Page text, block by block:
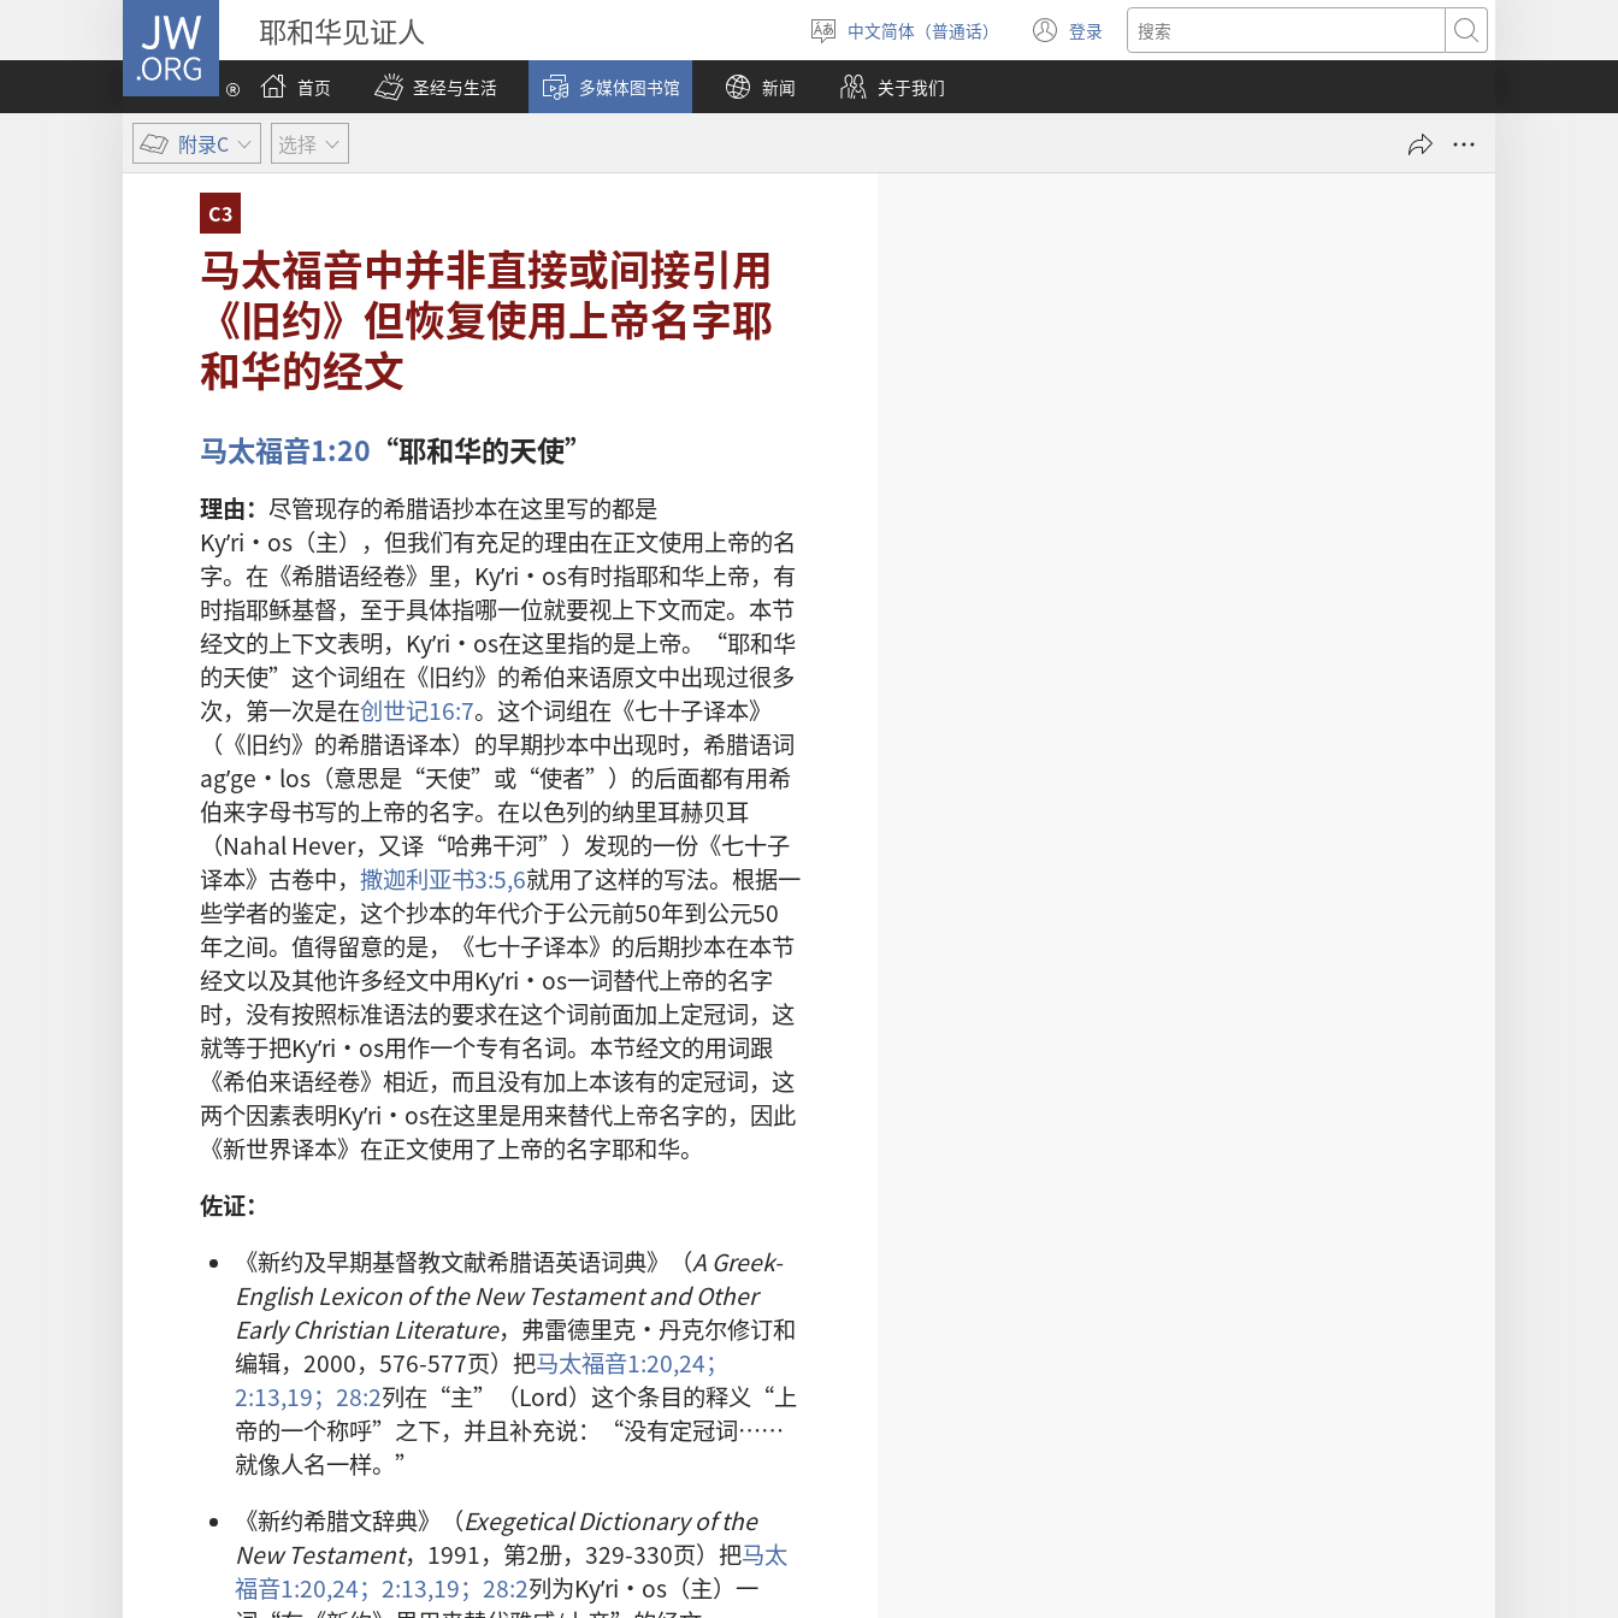
JW.ORG 耶和华见证人
选
择
语
言
中文简体（普通话） 登录
（打
开
窗
搜
索
首页
圣经与生活 多媒体图书馆 新闻 关于我们
附录C 选择
C3
马太福音中并非直接或间接引用
《旧约》但恢复使用上帝名字耶
和华的经文
马太福音1:20 “耶和华的天使”
理由： 尽管现存的希腊语抄本在这里写的都是
Kyʹri·os（主），但我们有充足的理由在正文使用上帝的名
字。在《希腊语经卷》里，Kyʹri·os有时指耶和华上帝，有
时指耶稣基督，至于具体指哪一位就要视上下文而定。本节
经文的上下文表明，Kyʹri·os在这里指的是上帝。“耶和华
的天使”这个词组在《旧约》的希伯来语原文中出现过很多
次，第一次是在创世记16:7。这个词组在《七十子译本》
（《旧约》的希腊语译本）的早期抄本中出现时，希腊语词
agʹge·los（意思是“天使”或“使者”）的后面都有用希
伯来字母书写的上帝的名字。在以色列的纳里耳赫贝耳
（Nahal Hever，又译“哈弗干河”）发现的一份《七十子
译本》古卷中， 撒迦利亚书3:5,6就用了这样的写法。根据一
些学者的鉴定，这个抄本的年代介于公元前50年到公元50
年之间。值得留意的是，《七十子译本》的后期抄本在本节
经文以及其他许多经文中用Kyʹri·os一词替代上帝的名字
时，没有按照标准语法的要求在这个词前面加上定冠词，这
就等于把Kyʹri·os用作一个专有名词。本节经文的用词跟
《希伯来语经卷》相近，而且没有加上本该有的定冠词，这
两个因素表明Kyʹri·os在这里是用来替代上帝名字的，因此
《新世界译本》在正文使用了上帝的名字耶和华。
佐证：
《新约及早期基督教文献希腊语英语词典》（A Greek-
English Lexicon of the New Testament and Other
Early Christian Literature，弗雷德里克·丹克尔修订和
编辑，2000，576-577页）把马太福音1:20,24；
2:13,19； 28:2列在“主”（Lord）这个条目的释义“上
帝的一个称呼”之下，并且补充说：“没有定冠词……
就像人名一样。”
《新约希腊文辞典》（Exegetical Dictionary of the
New Testament，1991，第2册，329-330页）把马太
福音1:20,24； 2:13,19； 28:2列为Kyʹri·os（主）一